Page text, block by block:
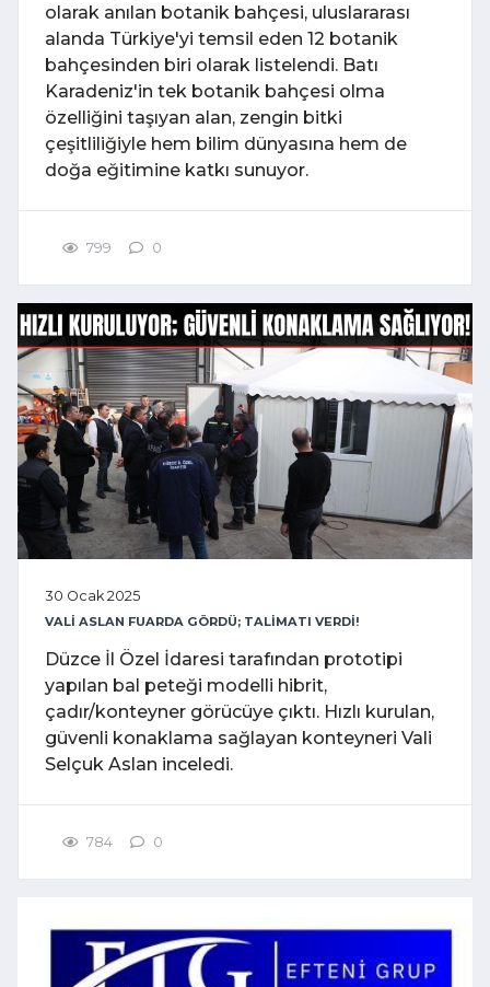
olarak anılan botanik bahçesi, uluslararası
alanda Türkiye'yi temsil eden 12 botanik
bahçesinden biri olarak listelendi. Batı
Karadeniz'in tek botanik bahçesi olma
özelliğini taşıyan alan, zengin bitki
çeşitliliğiyle hem bilim dünyasına hem de
doğa eğitimine katkı sunuyor.
799 0
30 Ocak 2025
VALİ ASLAN FUARDA GÖRDÜ; TALİMATI VERDİ!
Düzce İl Özel İdaresi tarafından prototipi
yapılan bal peteği modelli hibrit,
çadır/konteyner görücüye çıktı. Hızlı kurulan,
güvenli konaklama sağlayan konteyneri Vali
Selçuk Aslan inceledi.
784 0